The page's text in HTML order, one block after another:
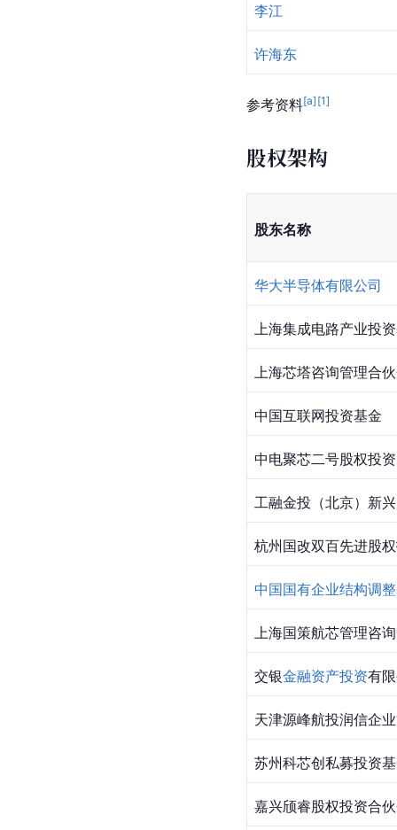
李江
许海东
参考资料[a] [1]
股权架构
股东名称
华大半导体有限公司
上海集成电路产业投
上海芯塔咨询管理合
中国互联网投资基金
中电聚芯二号股权投
工融金投（北京）新
杭州国改双百先进股
中国国有企业结构调
上海国策航芯管理咨
交银金融资产投资有
天津源峰航投润信企
苏州科芯创私募投资
嘉兴颀睿股权投资合